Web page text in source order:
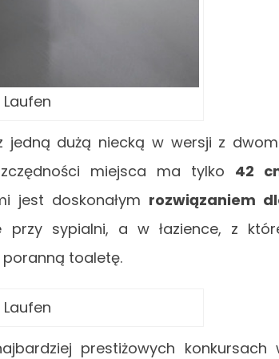
jedną dużą niecką w wersji z
miejsca ma tylko 42
jest doskonałym rozwiązaniem
sypialni, a w łazience, z
toaletę.
prestiżowych konkursach